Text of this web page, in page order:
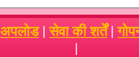
अपलोड|सेवा की शर्तें|
|